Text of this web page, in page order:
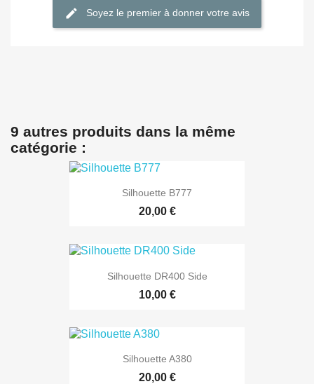
Soyez le premier à donner votre avis
9 autres produits dans la même
catégorie :
Silhouette B777
20,00 €
Silhouette DR400 Side
10,00 €
Silhouette A380
20,00 €